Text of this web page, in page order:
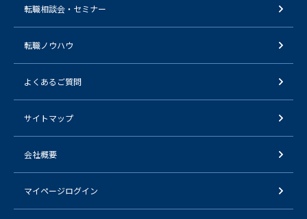
転職相談会・セミナー
転職ノウハウ
よくあるご質問
サイトマップ
会社概要
マイページログイン